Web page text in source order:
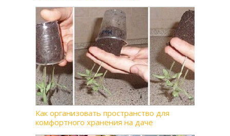
Как организовать пространство для
комфортного хранения на даче